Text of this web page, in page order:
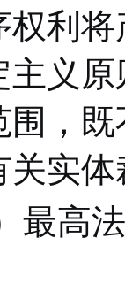
利
义
，
实
最高